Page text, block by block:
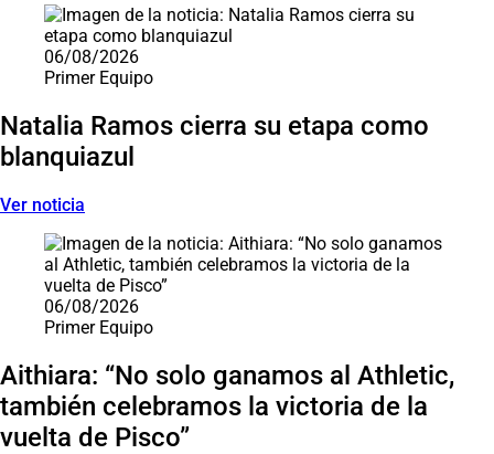
06/08/2026
Primer Equipo
Natalia Ramos cierra su etapa como
blanquiazul
Ver noticia
06/08/2026
Primer Equipo
Aithiara: “No solo ganamos al Athletic,
también celebramos la victoria de la
vuelta de Pisco”